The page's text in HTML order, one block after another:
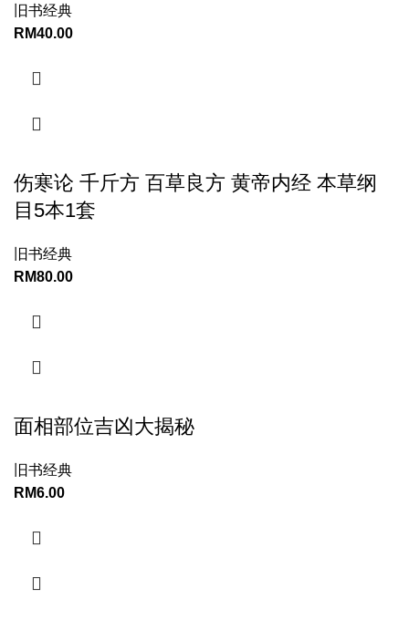
旧书经典
RM40.00
伤寒论 千斤方 百草良方 黄帝内经 本草纲
目5本1套
旧书经典
RM80.00
面相部位吉凶大揭秘
旧书经典
RM6.00